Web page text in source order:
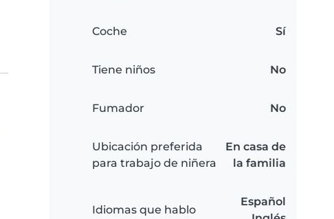
Coche Sí
Tiene niños No
Fumador No
Ubicación preferida
para trabajo de niñera
En casa de
la familia
Idiomas que hablo
Español